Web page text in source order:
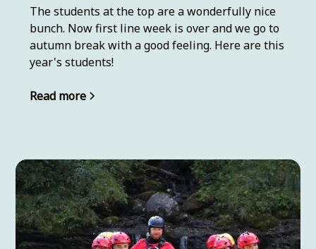
The students at the top are a wonderfully nice
bunch. Now first line week is over and we go to
autumn break with a good feeling. Here are this
year's students!
Read more